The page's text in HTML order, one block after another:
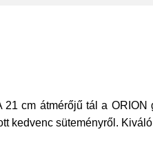
cm átmérőjű tál a
kedvenc süteményről.